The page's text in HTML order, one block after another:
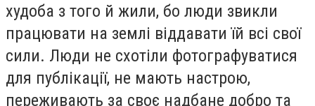
худоба з того й жили, бо люди звикли
працювати на землі віддавати їй всі свої
сили. Люди не схотіли фотографуватися
для публікації, не мають настрою,
переживають за своє надбане добро та